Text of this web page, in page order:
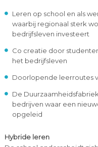
Leren op school en als
waarbij regionaal sterk
bedrijfsleven investeert
Co creatie door
het bedrijfsleven
Doorlopende leerroutes
De
bedrijven waar een
opgeleid
Hybride leren